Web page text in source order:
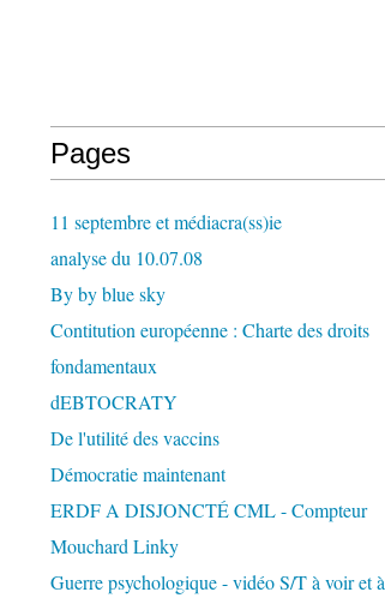
Pages
11 septembre et médiacra(ss)ie
analyse du 10.07.08
By by blue sky
Contitution européenne : Charte des droits
fondamentaux
dEBTOCRATY
De l'utilité des vaccins
Démocratie maintenant
ERDF A DISJONCTÉ CML - Compteur
Mouchard Linky
Guerre psychologique - vidéo S/T à voir et à